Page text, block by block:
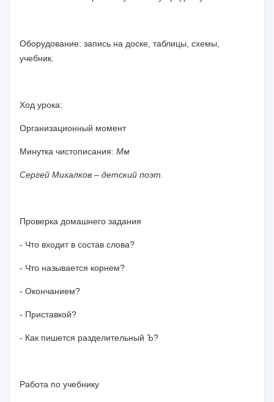
Оборудование: запись на доске, таблицы, схемы,
учебник.
Ход урока:
Организационный момент
Минутка чистописания: Мм
Сергей Михалков – детский поэт.
Проверка домашнего задания
- Что входит в состав слова?
- Что называется корнем?
- Окончанием?
- Приставкой?
- Как пишется разделительный Ъ?
Работа по учебнику